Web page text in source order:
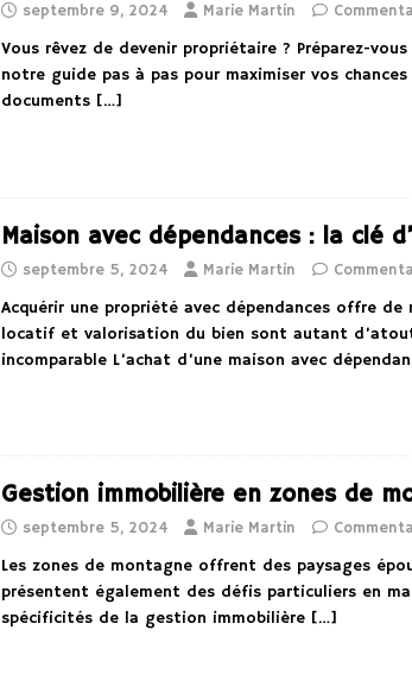
septembre 9, 2024 Marie Martin
Vous rêvez de devenir propriétaire ? Préparez-
notre guide pas à pas pour maximiser vos
documents […]
Maison avec dépendances : la clé
septembre 5, 2024 Marie Martin
Acquérir une propriété avec dépendances offre
locatif et valorisation du bien sont autant
incomparable L’achat d’une maison avec
Gestion immobilière en zones de
septembre 5, 2024 Marie Martin
Les zones de montagne offrent des paysages
présentent également des défis particuliers en
spécificités de la gestion immobilière […]